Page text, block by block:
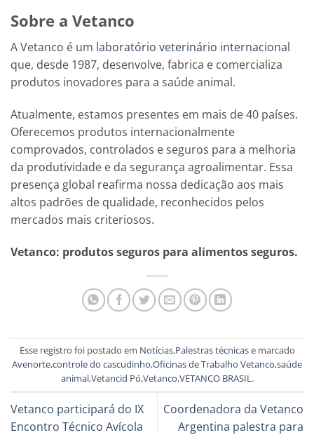
Sobre a Vetanco
A Vetanco é um laboratório veterinário internacional
que, desde 1987, desenvolve, fabrica e comercializa
produtos inovadores para a saúde animal.
Atualmente, estamos presentes em mais de 40 países.
Oferecemos produtos internacionalmente
comprovados, controlados e seguros para a melhoria
da produtividade e da segurança agroalimentar. Essa
presença global reafirma nossa dedicação aos mais
altos padrões de qualidade, reconhecidos pelos
mercados mais criteriosos.
Vetanco: produtos seguros para alimentos seguros.
Esse registro foi postado em Notícias,Palestras técnicase marcado
Avenorte,controle do cascudinho,Oficinas de Trabalho Vetanco,saúde
animal,Vetancid Pó,Vetanco,VETANCO BRASIL.
Vetanco participará do IX
Encontro Técnico Avícola
Coordenadora da Vetanco
Argentina palestra para